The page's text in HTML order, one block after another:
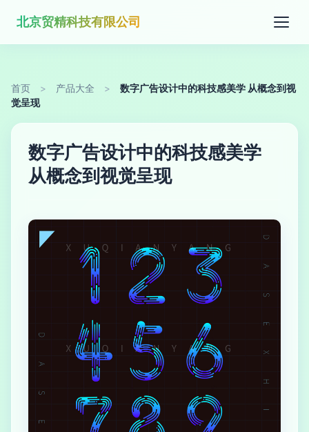
北京贸精科技有限公司
首页 > 产品大全 >
数字广告设计中的科技感美学 从概念到视
觉呈现
数字广告设计中的科技感美学
从概念到视觉呈现